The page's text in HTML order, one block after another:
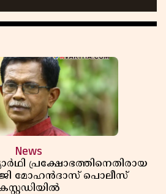
News
പ്രക്ഷോഭത്തിനെതിരായ
ജി മോഹൻദാസ് പൊലീസ്